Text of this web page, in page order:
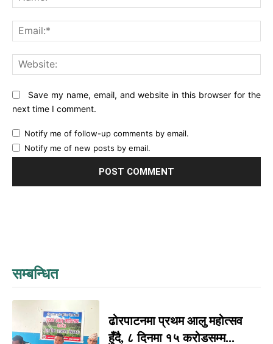
Save my name, email, and website in this browser for the
next time I comment.
Notify me of follow-up comments by email.
Notify me of new posts by email.
सम्बन्धित
ढोरपाटनमा प्रथम आलु महोत्सव
हुँदै, ८ दिनमा १५ करोडसम्म...